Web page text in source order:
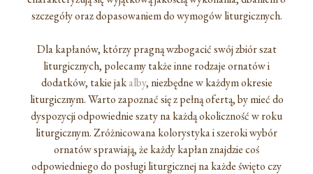
szczegóły oraz dopasowaniem do wymogów liturgicznych.
Dla kapłanów, którzy pragną wzbogacić swój zbiór szat
liturgicznych, polecamy także inne rodzaje ornatów i
dodatków, takie jakalby, niezbędne w każdym okresie
liturgicznym. Warto zapoznać się z pełną ofertą, by mieć do
dyspozycji odpowiednie szaty na każdą okoliczność w roku
liturgicznym. Zróżnicowana kolorystyka i szeroki wybór
ornatów sprawiają, że każdy kapłan znajdzie coś
odpowiedniego do posługi liturgicznej na każde święto czy